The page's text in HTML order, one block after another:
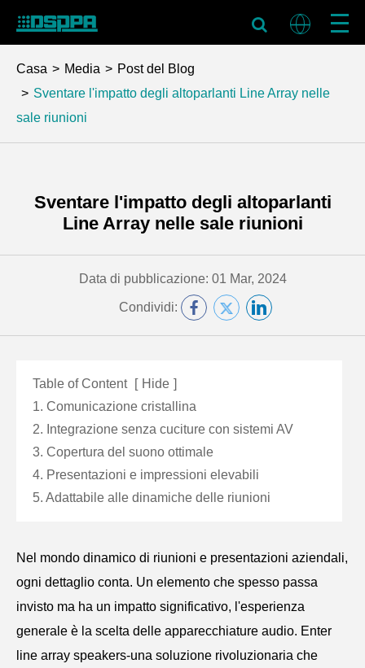
Casa Media
Post del Blog
Sventare l'impatto degli altoparlanti Line Array nelle
sale riunioni
Sventare l'impatto degli altoparlanti
Line Array nelle sale riunioni
Data di pubblicazione: 01 Mar, 2024
Condividi:
Table of Content [ Hide ]
1. Comunicazione cristallina
2. Integrazione senza cuciture con sistemi AV
3. Copertura del suono ottimale
4. Presentazioni e impressioni elevabili
5. Adattabile alle dinamiche delle riunioni
Nel mondo dinamico di riunioni e presentazioni aziendali,
ogni dettaglio conta. Un elemento che spesso passa
invisto ma ha un impatto significativo, l'esperienza
generale è la scelta delle apparecchiature audio. Enter
line array speakers-una soluzione rivoluzionaria che